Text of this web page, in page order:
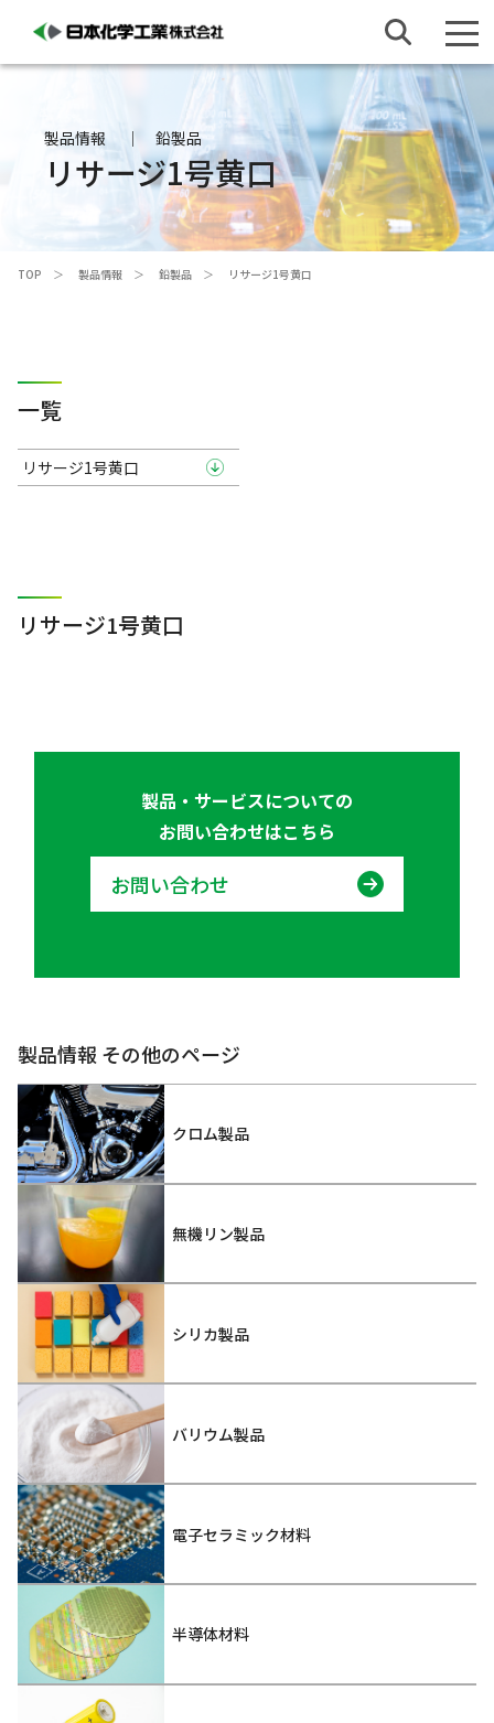
製品情報 鉛製品
リサージ1号黄口
TOP 製品情報 鉛製品 リサージ1号黄口
一覧
リサージ1号黄口
リサージ1号黄口
製品・サービスについての
お問い合わせはこちら
お問い合わせ
製品情報 その他のページ
クロム製品
無機リン製品
シリカ製品
バリウム製品
電子セラミック材料
半導体材料